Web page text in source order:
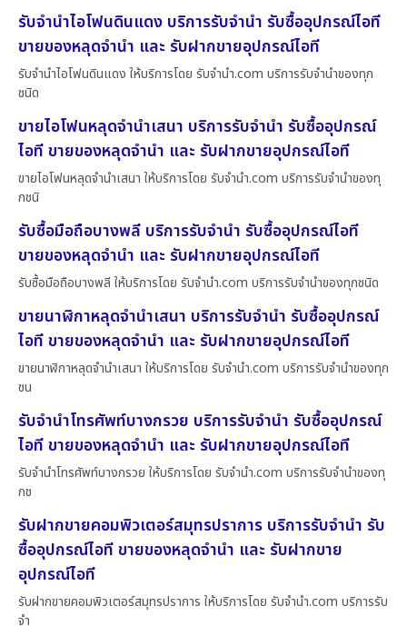
รับจำนำไอโฟนดินแดง บริการรับจำนำ รับซื้ออุปกรณ์ไอที
ขายของหลุดจำนำ และ รับฝากขายอุปกรณ์ไอที
รับจำนำไอโฟนดินแดง ให้บริการโดย รับจํานํา.com บริการรับจำนำของทุก
ชนิด
ขายไอโฟนหลุดจำนำเสนา บริการรับจำนำ รับซื้ออุปกรณ์
ไอที ขายของหลุดจำนำ และ รับฝากขายอุปกรณ์ไอที
ขายไอโฟนหลุดจำนำเสนา ให้บริการโดย รับจํานํา.com บริการรับจำนำของทุ
กชนิ
รับซื้อมือถือบางพลี บริการรับจำนำ รับซื้ออุปกรณ์ไอที
ขายของหลุดจำนำ และ รับฝากขายอุปกรณ์ไอที
รับซื้อมือถือบางพลี ให้บริการโดย รับจํานํา.com บริการรับจำนำของทุกชนิด
ขายนาฬิกาหลุดจำนำเสนา บริการรับจำนำ รับซื้ออุปกรณ์
ไอที ขายของหลุดจำนำ และ รับฝากขายอุปกรณ์ไอที
ขายนาฬิกาหลุดจำนำเสนา ให้บริการโดย รับจํานํา.com บริการรับจำนำของทุก
ชน
รับจำนำโทรศัพท์บางกรวย บริการรับจำนำ รับซื้ออุปกรณ์
ไอที ขายของหลุดจำนำ และ รับฝากขายอุปกรณ์ไอที
รับจำนำโทรศัพท์บางกรวย ให้บริการโดย รับจํานํา.com บริการรับจำนำของทุ
กช
รับฝากขายคอมพิวเตอร์สมุทรปราการ บริการรับจำนำ รับ
ซื้ออุปกรณ์ไอที ขายของหลุดจำนำ และ รับฝากขาย
อุปกรณ์ไอที
รับฝากขายคอมพิวเตอร์สมุทรปราการ ให้บริการโดย รับจํานํา.com บริการรับ
จำ